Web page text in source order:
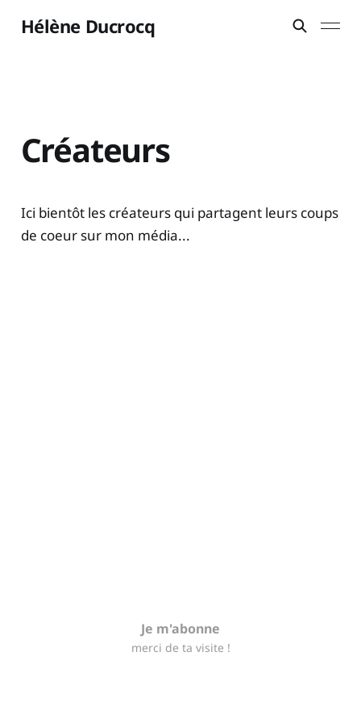
Hélène Ducrocq
Créateurs
Ici bientôt les créateurs qui partagent leurs coups
de coeur sur mon média...
Je m'abonne
merci de ta visite !